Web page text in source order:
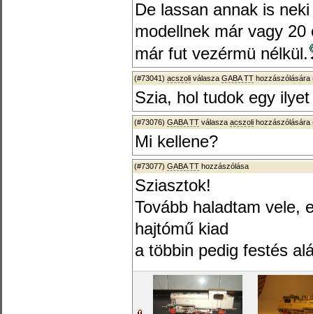
De lassan annak is
modellnek már vagy
már fut vezérmü nélkül.
(#73041) acszoli válasza GABA TT hozzászólására
Szia, hol tudok egy
(#73076) GABA TT válasza acszoli hozzászólására
Mi kellene?
(#73077) GABA TT hozzászólása
Sziasztok!
Tovább haladtam vele,
hajtómű kiad
a többin pedig festés